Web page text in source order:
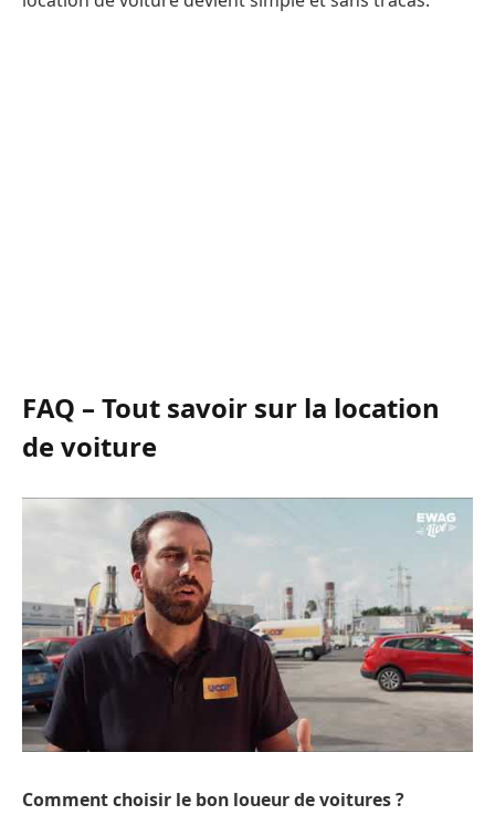
FAQ – Tout savoir sur la location
de voiture
Comment choisir le bon loueur de voitures ?